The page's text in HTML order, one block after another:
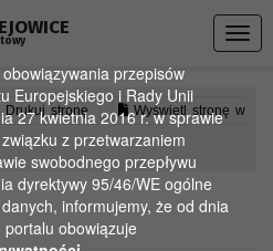
przepisów
Europejskiego i Rady Unii
27 kwietnia 2016 r. w sprawie
z przetwarzaniem
swobodnego przepływu
dyrektywy 95/46/WE ogólne
informujemy, że od dnia
obowiązuje
Drukuj stronę Wyświetl stronę w